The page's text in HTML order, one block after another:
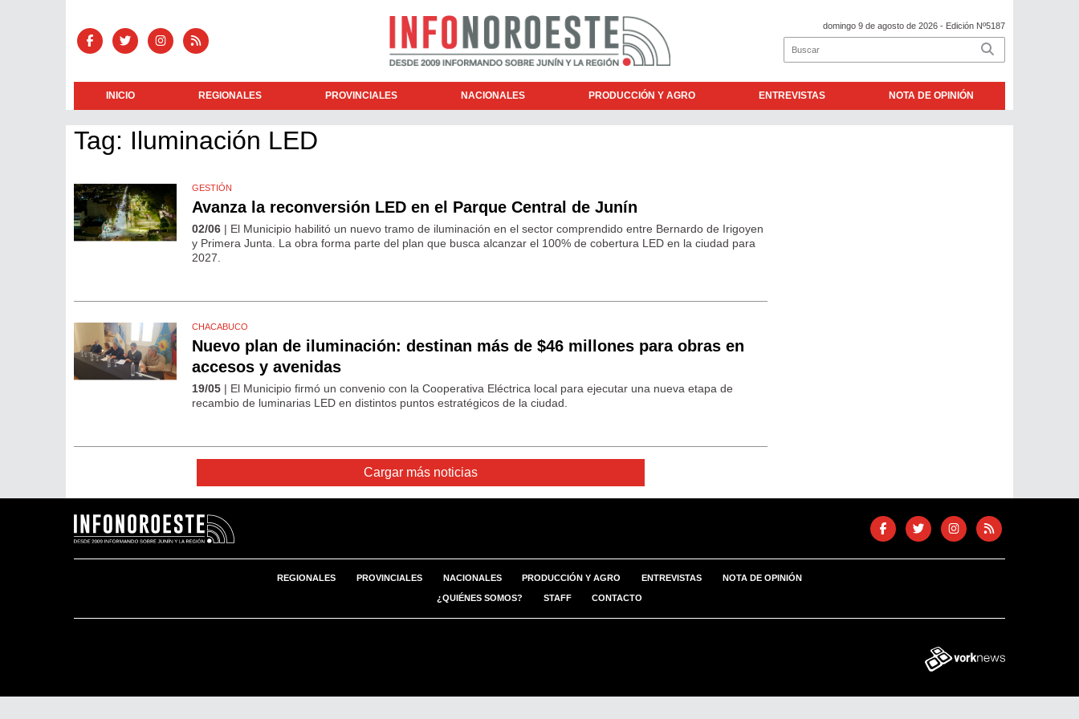
domingo 9 de agosto de 2026 - Edición Nº5187
INICIO REGIONALES PROVINCIALES NACIONALES PRODUCCIÓN Y AGRO ENTREVISTAS NOTA DE OPINIÓN
Tag: Iluminación LED
GESTIÓN
Avanza la reconversión LED en el Parque Central de Junín
02/06 | El Municipio habilitó un nuevo tramo de iluminación en el sector comprendido entre Bernardo de Irigoyen
y Primera Junta. La obra forma parte del plan que busca alcanzar el 100% de cobertura LED en la ciudad para
2027.
CHACABUCO
Nuevo plan de iluminación: destinan más de $46 millones para obras en
accesos y avenidas
19/05 | El Municipio firmó un convenio con la Cooperativa Eléctrica local para ejecutar una nueva etapa de
recambio de luminarias LED en distintos puntos estratégicos de la ciudad.
Cargar más noticias
REGIONALES PROVINCIALES NACIONALES PRODUCCIÓN Y AGRO ENTREVISTAS NOTA DE OPINIÓN
¿QUIÉNES SOMOS? STAFF CONTACTO